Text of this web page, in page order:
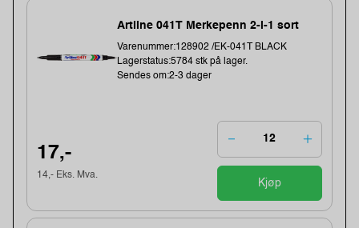
Artline 041T Merkepenn 2-i-1 sort
Varenummer:128902 /EK-041T BLACK
Lagerstatus:5784 stk på lager.
Sendes om:2-3 dager
17,-
14,- Eks. Mva.
Kjøp